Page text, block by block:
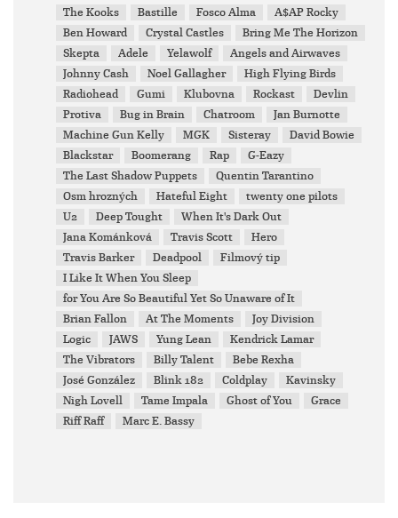
The Kooks
Bastille Fosco Alma
A$AP Rocky
Ben Howard
Crystal Castles
Bring Me The Horizon
Skepta
Adele Yelawolf
Angels and Airwaves
Johnny Cash
Noel Gallagher
High Flying Birds
Radiohead
Gumi Klubovna Rockast
Devlin
Protiva
Bug in Brain Chatroom
Jan Burnotte
Machine Gun Kelly
MGK Sisteray
David Bowie
Blackstar
Boomerang Rap
G-Eazy
The Last Shadow Puppets
Quentin Tarantino
Osm hrozných
Hateful Eight
twenty one pilots
U2
Deep Tought
When It's Dark Out
Jana Kománková
Travis Scott
Hero
Travis Barker
Deadpool
Filmový tip
I Like It When You Sleep
for You Are So Beautiful Yet So Unaware of It
Brian Fallon
At The Moments
Joy Division
Logic
JAWS Yung Lean
Kendrick Lamar
The Vibrators
Billy Talent
Bebe Rexha
José González
Blink 182 Coldplay
Kavinsky
Nigh Lovell
Tame Impala Ghost of You
Grace
Riff Raff
Marc E. Bassy